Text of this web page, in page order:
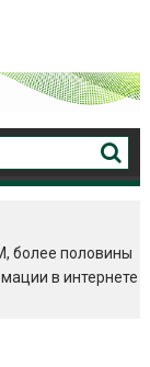
более половины
в интернете